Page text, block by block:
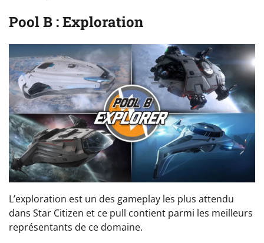
Pool B : Exploration
L’exploration est un des gameplay les plus attendu
dans Star Citizen et ce pull contient parmi les meilleurs
représentants de ce domaine.